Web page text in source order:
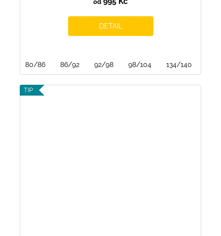
od
DETAIL
80/86 86/92 92/98 98/104 134/140
TIP